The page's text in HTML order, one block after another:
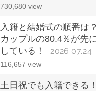
730,680 view
入籍と結婚式の順番は
カップルの80.4％が先
している！
2026.07.24
116,657 view
土日祝でも入籍できる